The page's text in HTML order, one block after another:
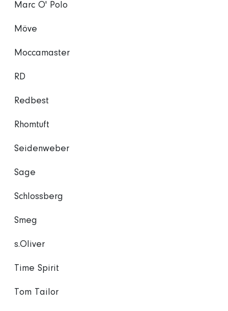
Marc O' Polo
Möve
Moccamaster
RD
Redbest
Rhomtuft
Seidenweber
Sage
Schlossberg
Smeg
s.Oliver
Time Spirit
Tom Tailor